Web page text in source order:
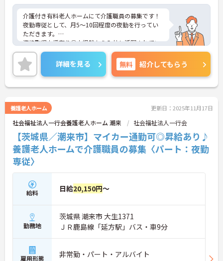
介護付き有料老人ホームにて介護職員の募集です！
夜勤専従として、月5～10回程度の夜勤を行ってい
ただきます。
資格取得支援有り◎未経験から入社し活躍されてい
る方も多数おり、キャリアアップも目指せます。
ご興味のある方には、面接対策ポイントなどさらに
詳細をお話いたしますので、お気軽にご相談くださ
い。
詳細を見る 無料 紹介してもらう
養護老人ホーム 更新日：2025年11月17日
社会福祉法人一行会養護老人ホーム 潮来 社会福祉法人一行会
【茨城県／潮来市】マイカー通勤可◎昇給あり♪
養護老人ホームで介護職員の募集〈パート：夜勤
専従〉
給料 日給20,150円～
勤務地
茨城県 潮来市 大生1371
ＪＲ鹿島線「延方駅」バス・車9分
雇用形態 非常勤・パート・アルバイト